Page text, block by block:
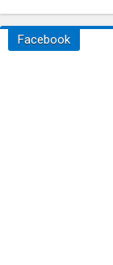
Facebook